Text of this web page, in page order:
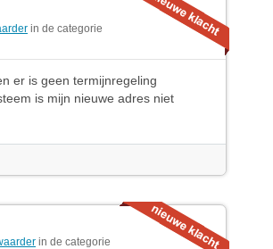
in de categorie
er is geen termijnregeling
is mijn nieuwe adres niet
in de categorie